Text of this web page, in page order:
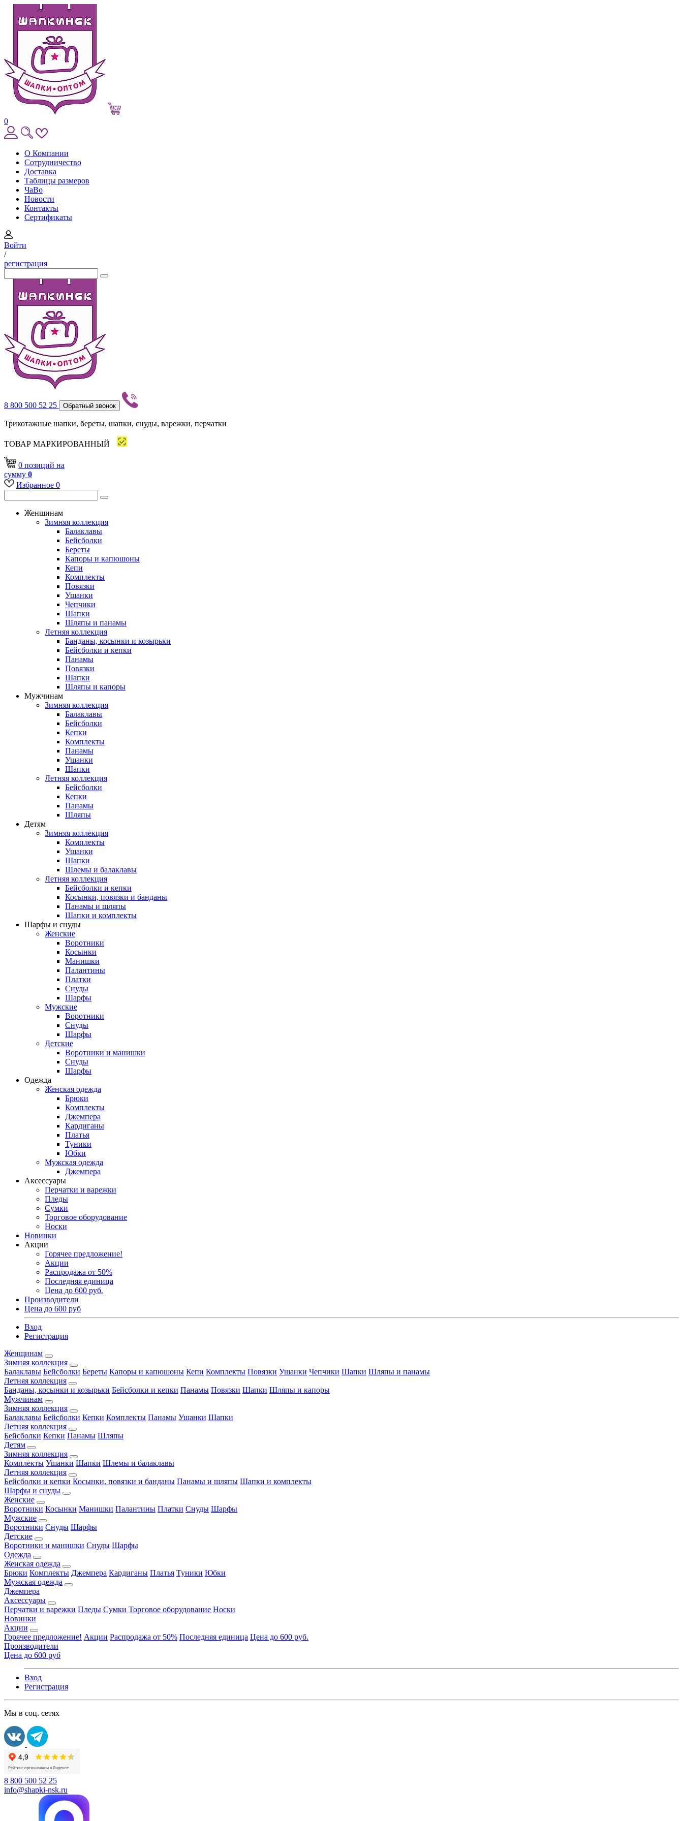
0
О Компании
Сотрудничество
Доставка
Таблицы размеров
ЧаВо
Новости
Контакты
Сертификаты
Войти
/
регистрация
8 800 500 52 25 Обратный звонок
Трикотажные шапки, береты, шапки, снуды, варежки, перчатки
ТОВАР МАРКИРОВАННЫЙ
0 позиций на
сумму 0
Избранное 0
Женщинам
Зимняя коллекция
Балаклавы
Бейсболки
Береты
Капоры и капюшоны
Кепи
Комплекты
Повязки
Ушанки
Чепчики
Шапки
Шляпы и панамы
Летняя коллекция
Банданы, косынки и козырьки
Бейсболки и кепки
Панамы
Повязки
Шапки
Шляпы и капоры
Мужчинам
Зимняя коллекция
Балаклавы
Бейсболки
Кепки
Комплекты
Панамы
Ушанки
Шапки
Летняя коллекция
Бейсболки
Кепки
Панамы
Шляпы
Детям
Зимняя коллекция
Комплекты
Ушанки
Шапки
Шлемы и балаклавы
Летняя коллекция
Бейсболки и кепки
Косынки, повязки и банданы
Панамы и шляпы
Шапки и комплекты
Шарфы и снуды
Женские
Воротники
Косынки
Манишки
Палантины
Платки
Снуды
Шарфы
Мужские
Воротники
Снуды
Шарфы
Детские
Воротники и манишки
Снуды
Шарфы
Одежда
Женская одежда
Брюки
Комплекты
Джемпера
Кардиганы
Платья
Туники
Юбки
Мужская одежда
Джемпера
Аксессуары
Перчатки и варежки
Пледы
Сумки
Торговое оборудование
Носки
Новинки
Акции
Горячее предложение!
Акции
Распродажа от 50%
Последняя единица
Цена до 600 руб.
Производители
Цена до 600 руб
Вход
Регистрация
Женщинам
Зимняя коллекция
Балаклавы Бейсболки Береты Капоры и капюшоны Кепи Комплекты Повязки Ушанки Чепчики Шапки Шляпы и панамы
Летняя коллекция
Банданы, косынки и козырьки Бейсболки и кепки Панамы Повязки Шапки Шляпы и капоры
Мужчинам
Зимняя коллекция
Балаклавы Бейсболки Кепки Комплекты Панамы Ушанки Шапки
Летняя коллекция
Бейсболки Кепки Панамы Шляпы
Детям
Зимняя коллекция
Комплекты Ушанки Шапки Шлемы и балаклавы
Летняя коллекция
Бейсболки и кепки Косынки, повязки и банданы Панамы и шляпы Шапки и комплекты
Шарфы и снуды
Женские
Воротники Косынки Манишки Палантины Платки Снуды Шарфы
Мужские
Воротники Снуды Шарфы
Детские
Воротники и манишки Снуды Шарфы
Одежда
Женская одежда
Брюки Комплекты Джемпера Кардиганы Платья Туники Юбки
Мужская одежда
Джемпера
Аксессуары
Перчатки и варежки Пледы Сумки Торговое оборудование Носки
Новинки
Акции
Горячее предложение! Акции Распродажа от 50% Последняя единица Цена до 600 руб.
Производители
Цена до 600 руб
Вход
Регистрация
Мы в соц. сетях
8 800 500 52 25
info@shapki-nsk.ru